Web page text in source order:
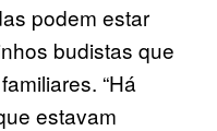
podem estar
budistas que
“Há
estavam